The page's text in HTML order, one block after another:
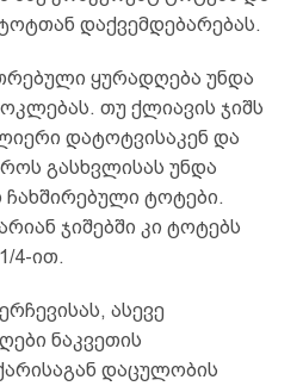
დაქვემდებარებას.
ყურადღება უნდა
თუ ქლიავის ჯიშს
დატოტვისაკენ და
გასხვლისას უნდა
ტოტები.
ჯიშებში კი ტოტებს
4-ით.
ასევე
ნაკვეთის
დაცულობის